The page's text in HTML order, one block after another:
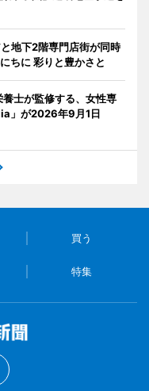
地下2階専門店街が同時
ちに 彩りと豊かさと
養士が監修する、女性専
」が2026年9月1日
買う
特集